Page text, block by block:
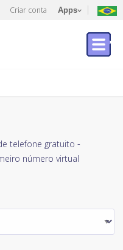
Criar conta Apps
telefone gratuito -
número virtual